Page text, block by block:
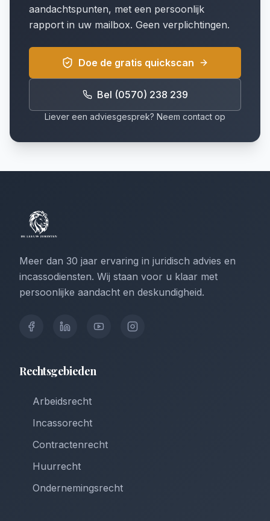
aandachtspunten, met een persoonlijk
rapport in uw mailbox. Geen verplichtingen.
Doe de gratis quickscan
Bel (0570) 238 239
Liever een adviesgesprek? Neem contact op
Meer dan 30 jaar ervaring in juridisch advies en
incassodiensten. Wij staan voor u klaar met
persoonlijke aandacht en deskundigheid.
Rechtsgebieden
Arbeidsrecht
Incassorecht
Contractenrecht
Huurrecht
Ondernemingsrecht